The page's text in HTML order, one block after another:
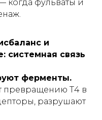
фульваты и
и
системная связь
ферменты.
превращению Т4 в
разрушают